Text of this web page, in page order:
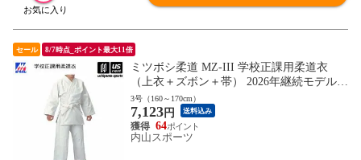
セール 8/7時点_ポイント最大11倍
ミツボシ柔道 MZ-III 学校正課用柔道衣
（上衣＋ズボン＋帯） 2026年継続モデル
【J062 授業用 柔道着セット 初心者用 入門
用/名入れ・刺繍加工不可】【翌日配達対
象】[自社]
3号（160～170cm）
7,123円 送料込み
64
内山スポーツ